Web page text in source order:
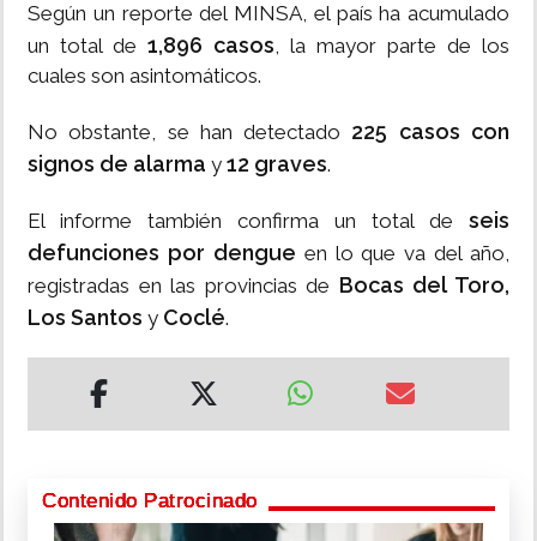
Según un reporte del MINSA, el país ha acumulado
un total de 1,896 casos, la mayor parte de los
cuales son asintomáticos.
No obstante, se han detectado 225 casos con
signos de alarma y 12 graves.
El informe también confirma un total de seis
defunciones por dengue en lo que va del año,
registradas en las provincias de Bocas del Toro,
Los Santos y Coclé.
Contenido Patrocinado